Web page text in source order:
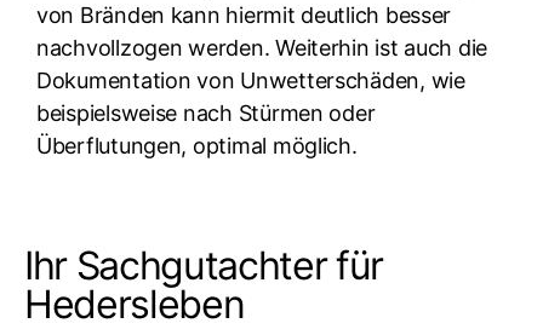
von Bränden kann hiermit deutlich besser
nachvollzogen werden. Weiterhin ist auch die
Dokumentation von Unwetterschäden, wie
beispielsweise nach Stürmen oder
Überflutungen, optimal möglich.
Ihr Sachgutachter für
Hedersleben